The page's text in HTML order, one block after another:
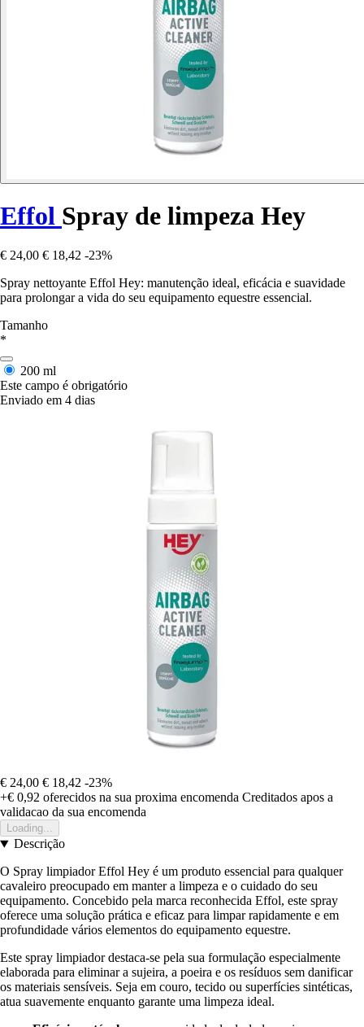
Effol Spray de limpeza Hey
€ 24,00 € 18,42 -23%
Spray nettoyante Effol Hey: manutenção ideal, eficácia e suavidade
para prolongar a vida do seu equipamento equestre essencial.
Tamanho
*
200 ml
Este campo é obrigatório
Enviado em 4 dias
€ 24,00 € 18,42 -23%
+€ 0,92 oferecidos na sua proxima encomenda Creditados apos a
validacao da sua encomenda
Loading...
Descrição
O Spray limpiador Effol Hey é um produto essencial para qualquer
cavaleiro preocupado em manter a limpeza e o cuidado do seu
equipamento. Concebido pela marca reconhecida Effol, este spray
oferece uma solução prática e eficaz para limpar rapidamente e em
profundidade vários elementos do equipamento equestre.
Este spray limpiador destaca-se pela sua formulação especialmente
elaborada para eliminar a sujeira, a poeira e os resíduos sem danificar
os materiais sensíveis. Seja em couro, tecido ou superfícies sintéticas,
atua suavemente enquanto garante uma limpeza ideal.